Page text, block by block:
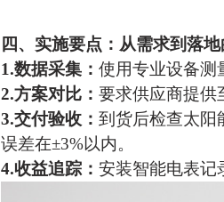
四、实施要点：从需求到落
1.‌数据采集‌： 使用专业设备测
2.‌方案对比‌： 要求供应商提供
3.‌交付验收‌： 到货后检查太阳
误差在±3%以内。
4.‌收益追踪‌： 安装智能电表记